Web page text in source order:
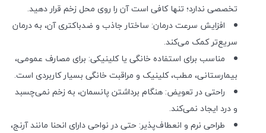
تخصصی ندارد؛ تنها کافی است آن را روی محل زخم قرار دهید.
افزایش سرعت درمان: ساختار جاذب و ضدباکتری آن، به درمان
سریع‌تر کمک می‌کند.
مناسب برای استفاده خانگی یا کلینیکی: برای مصارف عمومی،
بیمارستانی، مطب، کلینیک و مراقبت خانگی بسیار کاربردی است.
راحتی در تعویض: هنگام برداشتن پانسمان، به زخم نمی‌چسبد
و درد ایجاد نمی‌کند.
طراحی نرم و انعطاف‌پذیر: حتی در نواحی دارای انحنا مانند آرنج،